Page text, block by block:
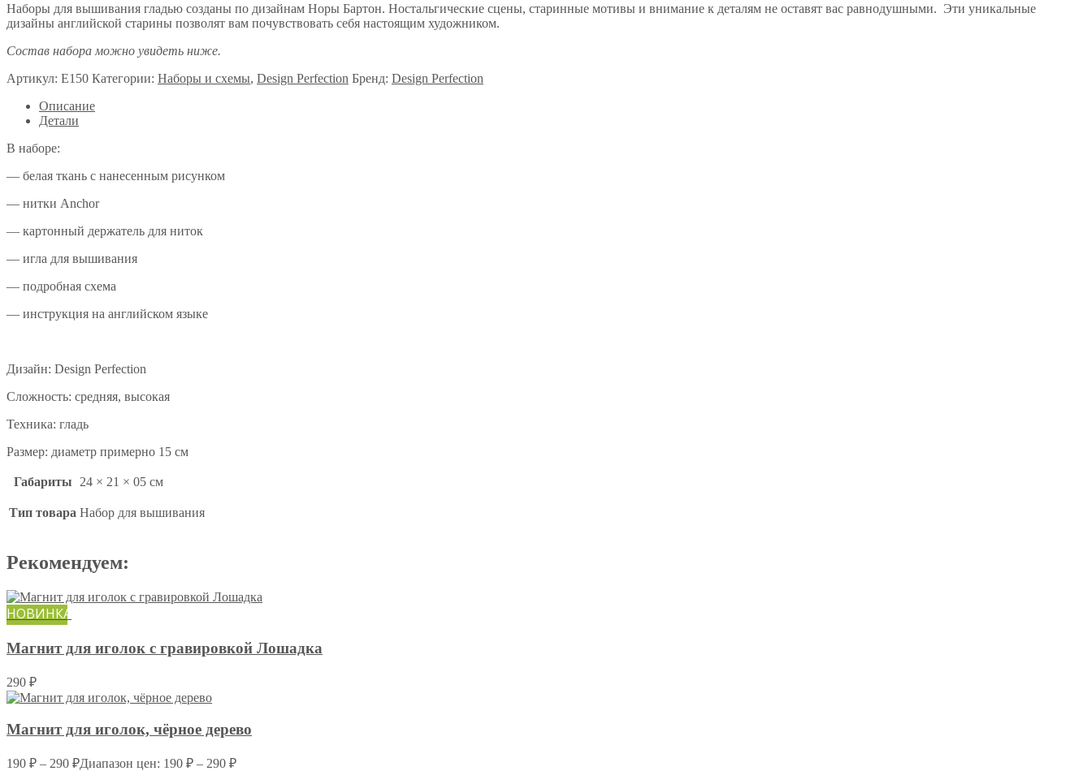
Наборы для вышивания гладью созданы по дизайнам Норы Бартон. Ностальгические сцены, старинные мотивы и внимание к деталям не оставят вас равнодушными. Эти уникальные
дизайны английской старины позволят вам почувствовать себя настоящим художником.
Состав набора можно увидеть ниже.
Артикул: E150 Категории: Наборы и схемы, Design Perfection Бренд: Design Perfection
Описание
Детали
В наборе:
— белая ткань с нанесенным рисунком
— нитки Anchor
— картонный держатель для ниток
— игла для вышивания
— подробная схема
— инструкция на английском языке
Дизайн: Design Perfection
Сложность: средняя, высокая
Техника: гладь
Размер: диаметр примерно 15 см
Габариты 24 × 21 × 05 см
Тип товара Набор для вышивания
Рекомендуем:
НОВИНКА
Магнит для иголок с гравировкой Лошадка
290 ₽
Магнит для иголок, чёрное дерево
190 ₽ – 290 ₽Диапазон цен: 190 ₽ – 290 ₽